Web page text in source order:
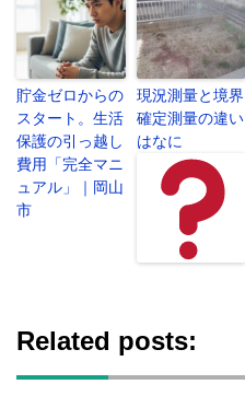
貯金ゼロからの
スタート。生活
保護の引っ越し
費用「完全マニ
ュアル」｜岡山
市
現況測量と境界
確定測量の違い
はなに
Related posts: